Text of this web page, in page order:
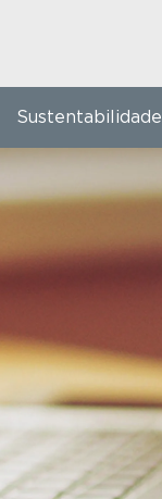
Sustentabilidade